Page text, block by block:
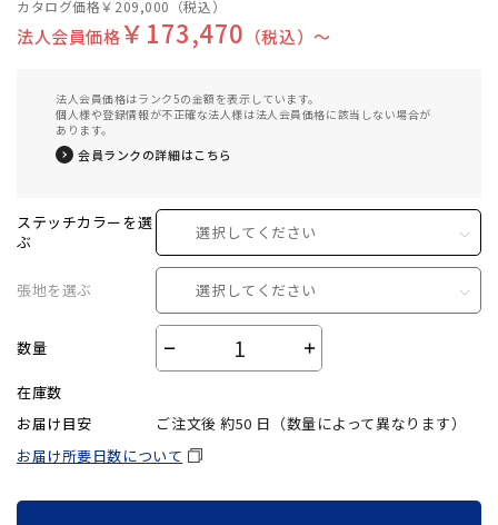
カタログ価格￥209,000 （税込）
法人会員価格￥173,470 （税込）〜
法人会員価格はランク5の金額を表示しています。
個人様や登録情報が不正確な法人様は法人会員価格に該当しない場合が
あります。
会員ランクの詳細はこちら
ステッチカラーを選
ぶ
選択してください
張地を選ぶ 選択してください
数量 － ＋
在庫数
お届け目安
ご注文後 約50 日（数量によって異なります）
お届け所要日数について